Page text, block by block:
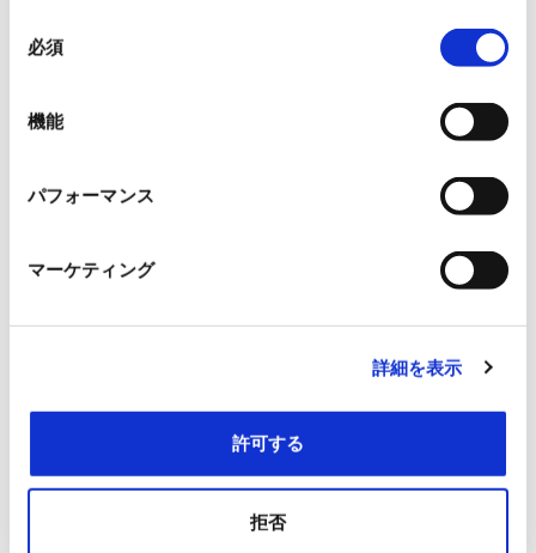
必須
機能
パフォーマンス
マーケティング
詳細を表示
許可する
拒否
会社名
部署名
お問い合せ内容
*プライバシーポリシーに同意する